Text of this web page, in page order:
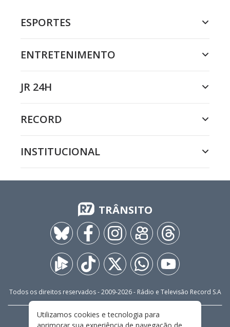
ESPORTES
ENTRETENIMENTO
JR 24H
RECORD
INSTITUCIONAL
TRÂNSITO
Todos os direitos reservados - 2009-2026- Rádio e Televisão Record S.A
FALE CONOSCO PRIVACIDADE
Utilizamos cookies e tecnologia para